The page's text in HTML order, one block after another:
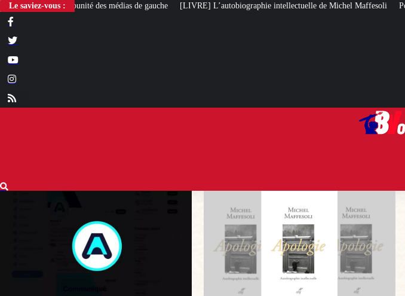
Le saviez-vous :
médias de gauche [LIVRE] L’autobiographie intellectuelle de Michel Maffesoli Pour regagner son